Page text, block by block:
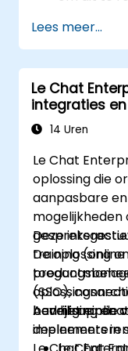
Lees meer...
Le Chat
integraties
14 Uren
Le Chat
oplossing die
aanpasbare
De oplossing
(SSO),
Deze
training
beveiliging en
Aan het einde
deelnemers in